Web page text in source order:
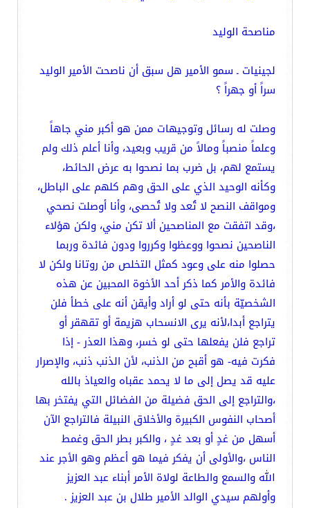
مناصحة الوليد
لجينيات ـ سمو الأمير هل سبق أن ناصحت الأمير الوليد
سراً أو جهراً ؟
وصلت له رسائل وتوجيهات ممن هو أكبر مني جاهاً
وعلماً منصباً ومالاً من قريب وبعيد، وأنا أعلم ذلك ولم
يستمع لهم، بل ضرب بما نصحوا به عرض الحائط،
وكأنه الوحيد الذي على الحق وهم كلهم على الباطل،
ومواقف النصح لا تُعد ولا تُحصى، وأنا أوصلت نصحي
،وقد اتفقت مع المناصحين ألا تكن مني، ولكن هؤلاء
الناصحين نصحوا ووعظوا وكرروا ودون فائدة وربما
حصلوا منه على وعود كمثل التخلص من روتانا ولكن لا
فائدة والأمر كما ذكر أحد الأخوة المحبين عن هذه
الشخصيّة بأنه حتى لو أراد وأيقن أنه على خطأ فلن
يتراجع أبدا،لأنه يرى الانسحاب هزيمة أو تقهقر أو
تراجع فلن يفعلها حتى لو خسر، وهذا العذر - إذا
فكرت فيه- هو أقبح من الذنب، لأن الذنب ذنب، والإصرار
عليه قد يصل إلى ما لا يحمد عقباه والعياذ بالله
،والتراجع إلى الحق فضيلة من الفضائل التي يفتخر بها
أصحاب النفوس الكبيرة والأخلاق النبيلة فالتراجع الآن
أسهل من غدٍ أو بعد غدٍ ، والكبر بطر الحق وغمط
الناس ،والأولى أن يفكر فيما هو أعظم وهو الأجر عند
الله والسمع والطاعة لولاة الأمر أبناء عبد العزيز
وأولهم سيدي الوالد الأمير طلال بن عبد العزيز .